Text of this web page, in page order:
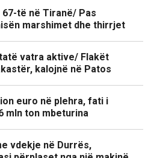
të në Tiranë/ Pas
marshimet dhe thirrjet
vatra aktive/ Flakët
kalojnë në Patos
euro në plehra, fati i
mln ton mbeturina
vdekje në Durrës,